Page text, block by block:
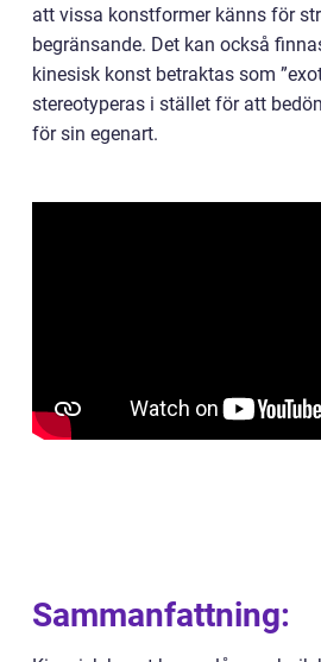
att vissa konstformer känns för
begränsande. Det kan också
kinesisk konst betraktas som
stereotyperas i stället för att
för sin egenart.
Sammanfattning: